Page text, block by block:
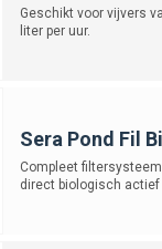
Geschikt voor vijvers
liter per uur.
Sera Pond Fil
Compleet
direct biologisch actief